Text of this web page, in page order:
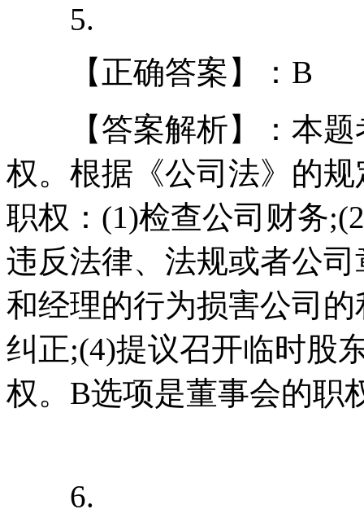
5.
【正确答案】：B
【答案解析】：本题
权。根据《公司法》的
职权：(1)检查公司财务
违反法律、法规或者公
和经理的行为损害公司
纠正;(4)提议召开临时股
权。B选项是董事会的职
6.